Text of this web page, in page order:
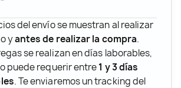
del envío se muestran al realizar
yantes de realizar la compra.
se realizan en días laborables,
puede requerir entre1 y 3 días
. Te enviaremos un tracking del